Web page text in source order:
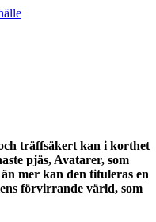
träffsäkert kan i korthet
pjäs, Avatarer, som
mer kan den tituleras en
förvirrande värld, som